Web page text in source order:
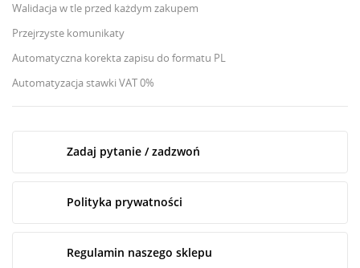
Walidacja w tle przed każdym zakupem
Przejrzyste komunikaty
Automatyczna korekta zapisu do formatu PL
Automatyzacja stawki VAT 0%
Zadaj pytanie / zadzwoń
Polityka prywatności
Regulamin naszego sklepu